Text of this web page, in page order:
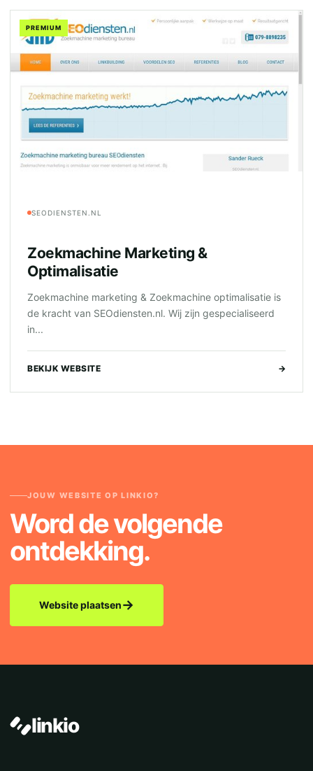
PREMIUM
SEODIENSTEN.NL
Zoekmachine Marketing &
Optimalisatie
Zoekmachine marketing & Zoekmachine optimalisatie is
de kracht van SEOdiensten.nl. Wij zijn gespecialiseerd
in...
BEKIJK WEBSITE →
JOUW WEBSITE OP LINKIO?
Word de volgende
ontdekking.
Website plaatsen→
linkio